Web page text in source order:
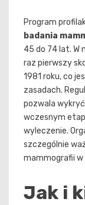
Program
badania
45 do 74 lat. W
raz pierwszy
1981 roku, co
zasadach.
pozwala
wczesnym
wyleczenie.
szczególnie
mammografii
Jak i